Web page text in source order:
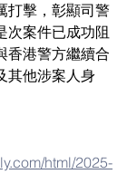
打擊，彰顯司警
次案件已成功阻
香港警方繼續合
其他涉案人身
html/2025-